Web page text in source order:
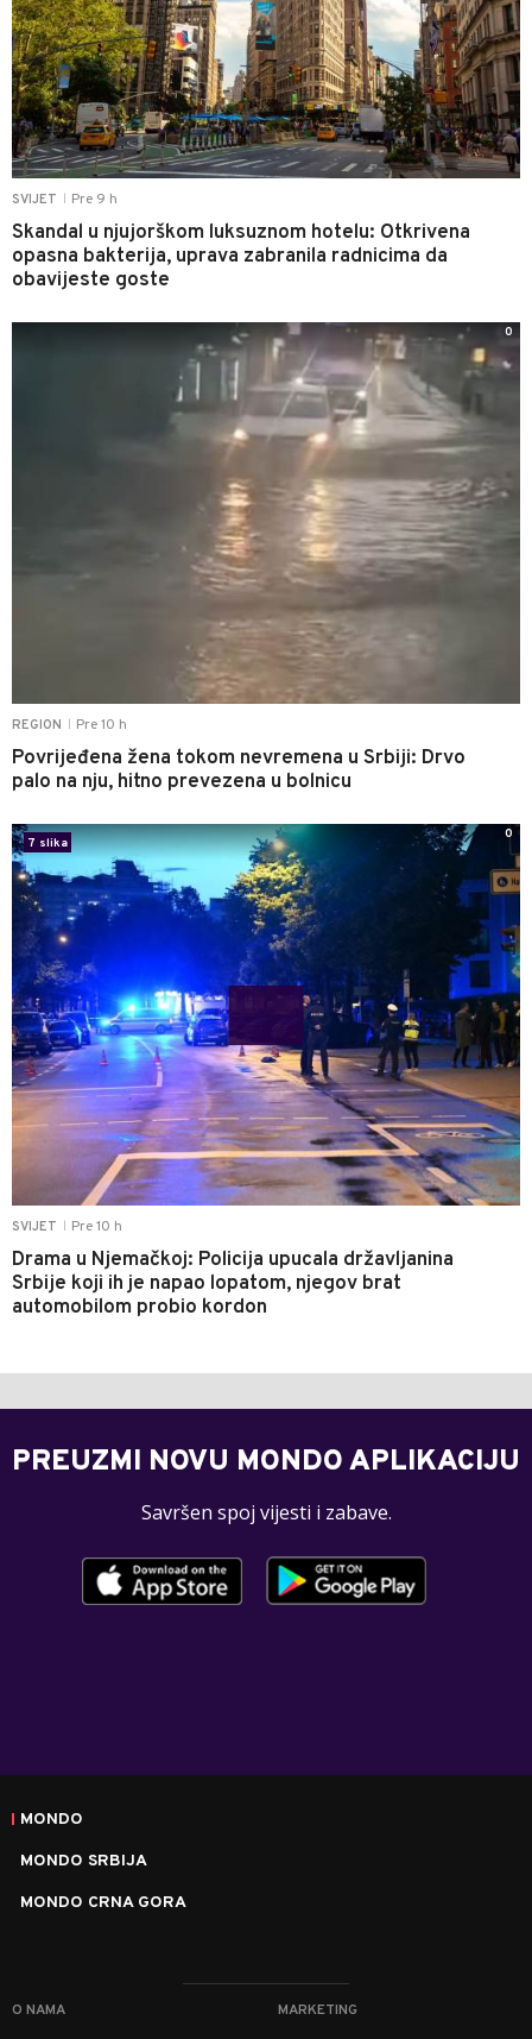
SVIJET Pre 9 h
Skandal u njujorškom luksuznom hotelu: Otkrivena
opasna bakterija, uprava zabranila radnicima da
obavijeste goste
REGION Pre 10 h
Povrijeđena žena tokom nevremena u Srbiji: Drvo
palo na nju, hitno prevezena u bolnicu
0
SVIJET Pre 10 h
Drama u Njemačkoj: Policija upucala državljanina
Srbije koji ih je napao lopatom, njegov brat
automobilom probio kordon
7 slika
0
PREUZMI NOVU MONDO APLIKACIJU
Savršen spoj vijesti i zabave.
MONDO
MONDO SRBIJA
MONDO CRNA GORA
O NAMA MARKETING